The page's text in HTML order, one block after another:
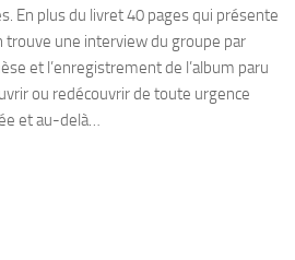
En plus du livret 40 pages qui présente
une interview du groupe par
et l’enregistrement de l’album paru
ou redécouvrir de toute urgence
et au-delà…